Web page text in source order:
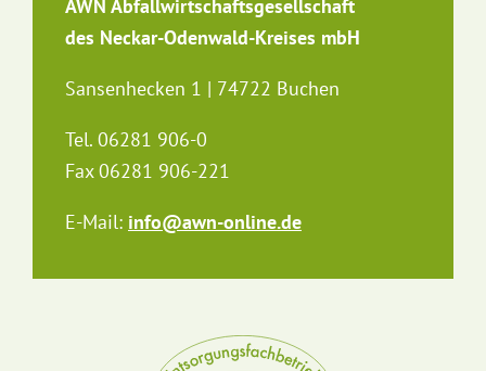
AWN Abfallwirtschaftsgesellschaft
des Neckar-Odenwald-Kreises mbH
Sansenhecken 1 | 74722 Buchen
Tel. 06281 906-0
Fax 06281 906-221
E-Mail: info@awn-online.de